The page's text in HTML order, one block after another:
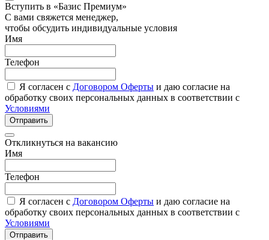
Вступить в «Базис Премиум»
С вами свяжется менеджер,
чтобы обсудить индивидуальные условия
Имя
Телефон
Я согласен с Договором Оферты и даю согласие на
обработку своих персональных данных в соответствии с
Условиями
Отправить
Откликнуться на вакансию
Имя
Телефон
Я согласен с Договором Оферты и даю согласие на
обработку своих персональных данных в соответствии с
Условиями
Отправить